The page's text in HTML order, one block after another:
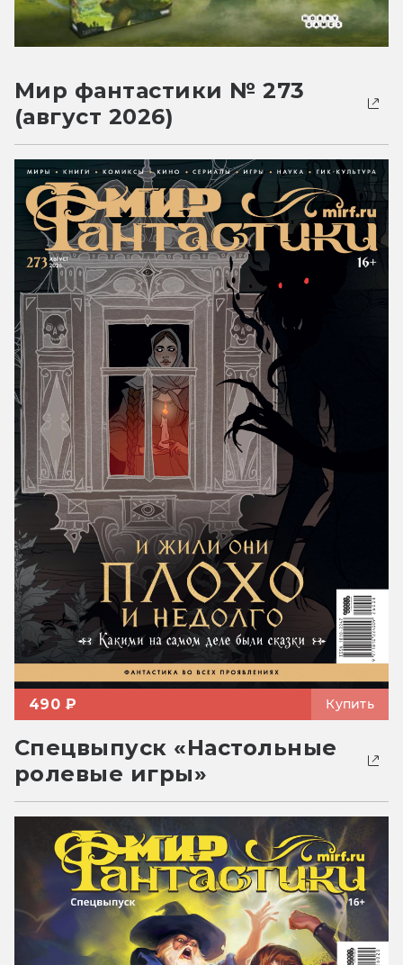
Мир фантастики № 273
(август 2026)
490 ₽ Купить
Спецвыпуск «Настольные
ролевые игры»